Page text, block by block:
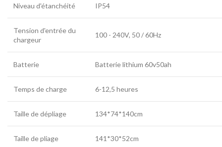
Niveau d'étanchéité IP54
Tension d'entrée du
chargeur
100 - 240V, 50 / 60Hz
Batterie Batterie lithium 60v50ah
Temps de charge 6-12,5 heures
Taille de dépliage 134*74*140cm
Taille de pliage 141*30*52cm